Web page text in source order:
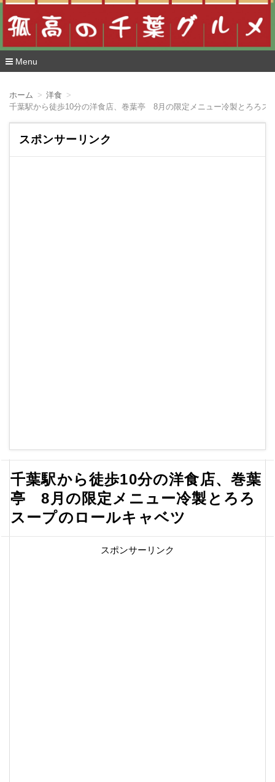
Menu
ホーム
洋食
千葉駅から徒歩10分の洋食店、巻葉亭 8月の限定メニュー冷製とろろス
スポンサーリンク
千葉駅から徒歩10分の洋食店、巻葉
亭 8月の限定メニュー冷製とろろ
スープのロールキャベツ
スポンサーリンク